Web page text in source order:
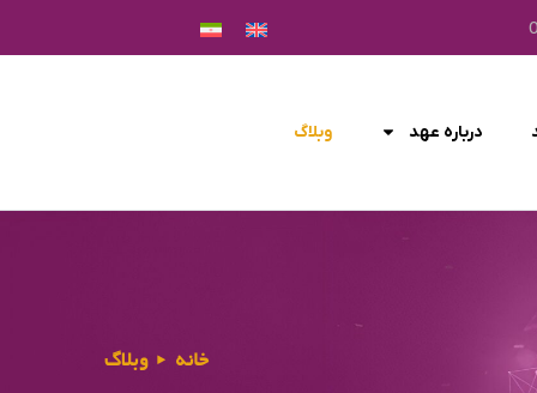
درباره عهد وبلاگ
خانه وبلاگ